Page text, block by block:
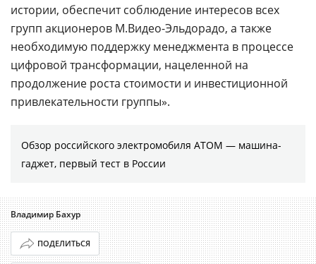
истории, обеспечит соблюдение интересов всех
групп акционеров М.Видео-Эльдорадо, а также
необходимую поддержку менеджмента в процессе
цифровой трансформации, нацеленной на
продолжение роста стоимости и инвестиционной
привлекательности группы».
Обзор российского электромобиля АТОМ — машина-
гаджет, первый тест в России
Владимир Бахур
ПОДЕЛИТЬСЯ